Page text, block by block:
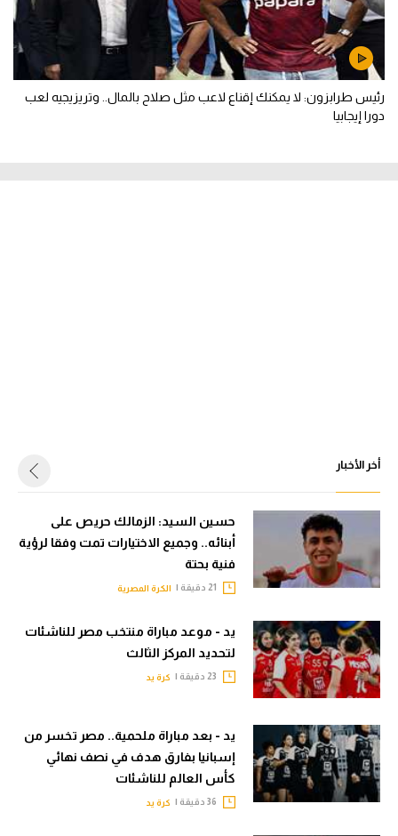
رئيس طرابزون: لا يمكنك إقناع لاعب مثل صلاح بالمال.. وتريزيجيه لعب
دورا إيجابيا
أخر الأخبار
حسين السيد: الزمالك حريص على
أبنائه.. وجميع الاختيارات تمت وفقا لرؤية
فنية بحتة
الكرة المصرية
يد - موعد مباراة منتخب مصر للناشئات
لتحديد المركز الثالث
كرة يد
يد - بعد مباراة ملحمية.. مصر تخسر من
إسبانيا بفارق هدف في نصف نهائي
كأس العالم للناشئات
كرة يد